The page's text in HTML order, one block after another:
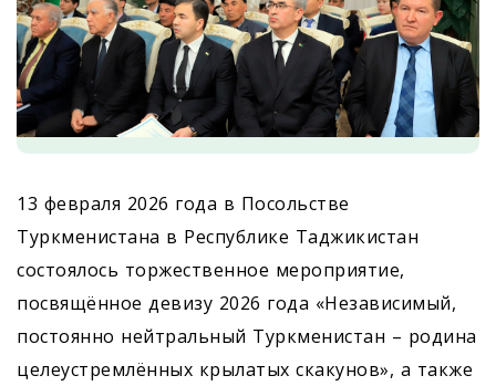
13 февраля 2026 года в Посольстве
Туркменистана в Республике Таджикистан
состоялось торжественное мероприятие,
посвящённое девизу 2026 года «Независимый,
постоянно нейтральный Туркменистан – родина
целеустремлённых крылатых скакунов», а также